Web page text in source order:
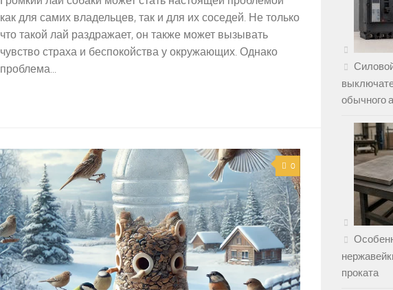
как для самих владельцев, так и для их соседей. Не только
что такой лай раздражает, он также может вызывать
чувство страха и беспокойства у окружающих. Однако
проблема...
0
обычного
проката